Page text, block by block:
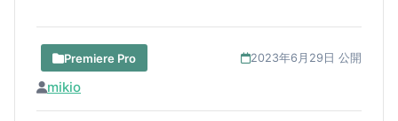
Premiere Pro 2023年6月29日 公開
mikio